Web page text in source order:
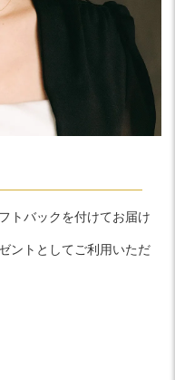
トバックを付けてお届け
ントとしてご利用いただ